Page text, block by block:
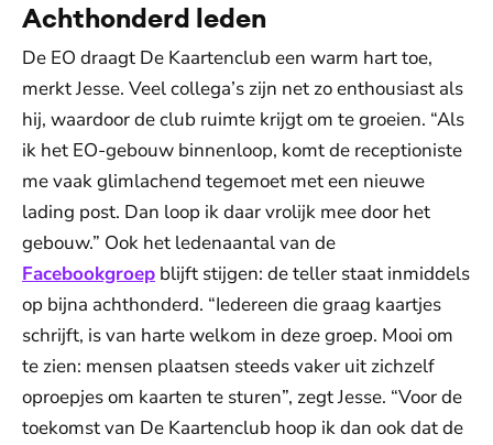
Achthonderd leden
De EO draagt De Kaartenclub een warm hart toe,
merkt Jesse. Veel collega’s zijn net zo enthousiast als
hij, waardoor de club ruimte krijgt om te groeien. “Als
ik het EO-gebouw binnenloop, komt de receptioniste
me vaak glimlachend tegemoet met een nieuwe
lading post. Dan loop ik daar vrolijk mee door het
gebouw.” Ook het ledenaantal van de
Facebookgroep blijft stijgen: de teller staat inmiddels
op bijna achthonderd. “Iedereen die graag kaartjes
schrijft, is van harte welkom in deze groep. Mooi om
te zien: mensen plaatsen steeds vaker uit zichzelf
oproepjes om kaarten te sturen”, zegt Jesse. “Voor de
toekomst van De Kaartenclub hoop ik dan ook dat de